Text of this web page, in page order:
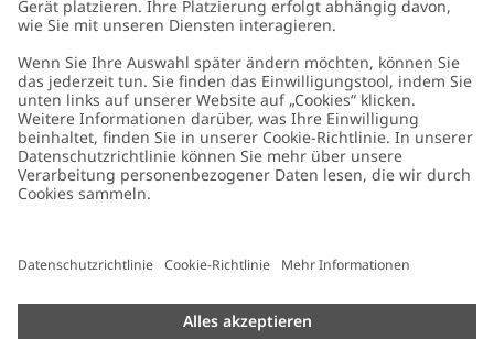
Kontaktieren Sie uns
FAQ
Barrierefreiheit
Datenschutzrichtlinie
Cookie-Richtlinie
Größenratgeber
Über uns
Über Newbie
Nachhaltigkeit
Impressum
Presse
Germany Standort ändern
Cookies